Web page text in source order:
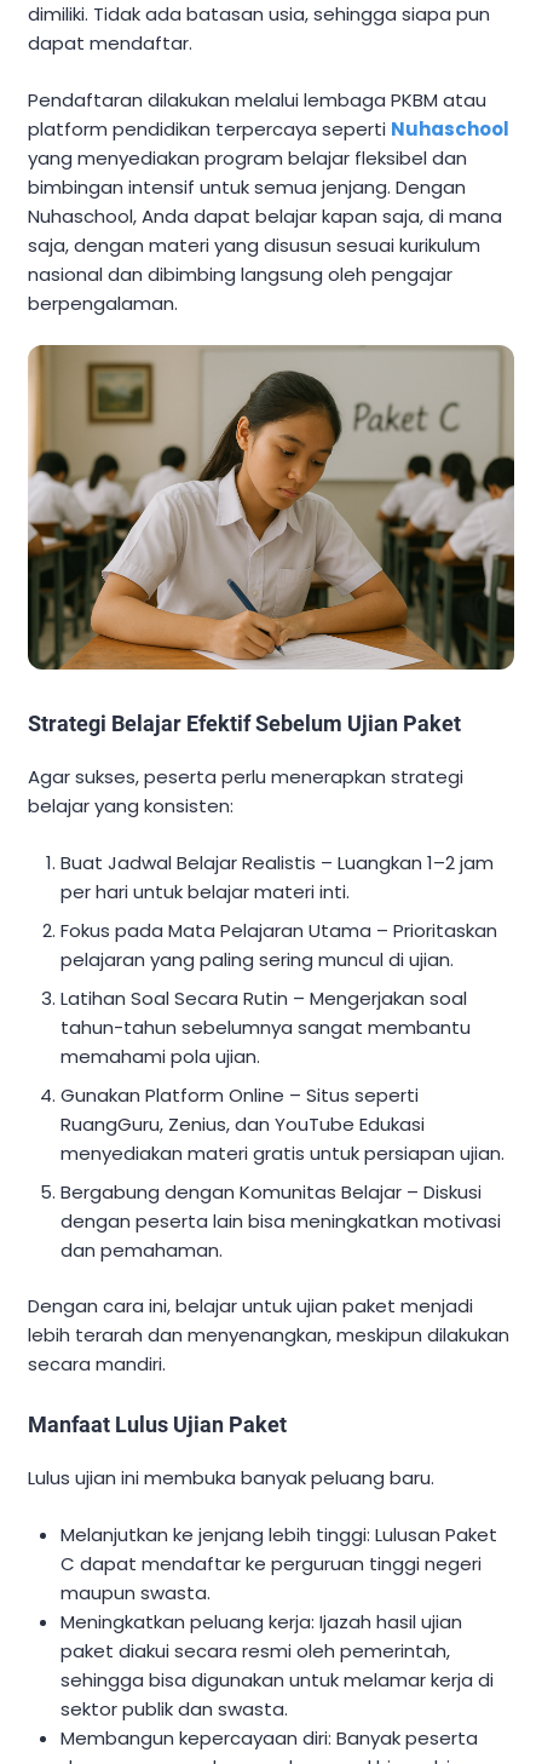
dimiliki. Tidak ada batasan usia, sehingga siapa pun
dapat mendaftar.
Pendaftaran dilakukan melalui lembaga PKBM atau
platform pendidikan terpercaya seperti Nuhaschool
yang menyediakan program belajar fleksibel dan
bimbingan intensif untuk semua jenjang. Dengan
Nuhaschool, Anda dapat belajar kapan saja, di mana
saja, dengan materi yang disusun sesuai kurikulum
nasional dan dibimbing langsung oleh pengajar
berpengalaman.
Strategi Belajar Efektif Sebelum Ujian Paket
Agar sukses, peserta perlu menerapkan strategi
belajar yang konsisten:
Buat Jadwal Belajar Realistis – Luangkan 1–2 jam
per hari untuk belajar materi inti.
Fokus pada Mata Pelajaran Utama – Prioritaskan
pelajaran yang paling sering muncul di ujian.
Latihan Soal Secara Rutin – Mengerjakan soal
tahun-tahun sebelumnya sangat membantu
memahami pola ujian.
Gunakan Platform Online – Situs seperti
RuangGuru, Zenius, dan YouTube Edukasi
menyediakan materi gratis untuk persiapan ujian.
Bergabung dengan Komunitas Belajar – Diskusi
dengan peserta lain bisa meningkatkan motivasi
dan pemahaman.
Dengan cara ini, belajar untuk ujian paket menjadi
lebih terarah dan menyenangkan, meskipun dilakukan
secara mandiri.
Manfaat Lulus Ujian Paket
Lulus ujian ini membuka banyak peluang baru.
Melanjutkan ke jenjang lebih tinggi: Lulusan Paket
C dapat mendaftar ke perguruan tinggi negeri
maupun swasta.
Meningkatkan peluang kerja: Ijazah hasil ujian
paket diakui secara resmi oleh pemerintah,
sehingga bisa digunakan untuk melamar kerja di
sektor publik dan swasta.
Membangun kepercayaan diri: Banyak peserta